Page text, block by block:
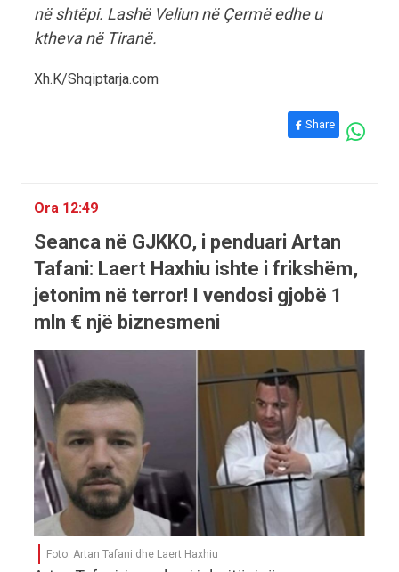
në shtëpi. Lashë Veliun në Çermë edhe u
ktheva në Tiranë.
Xh.K/Shqiptarja.com
Share
Ora 12:49
Seanca në GJKKO, i penduari Artan
Tafani: Laert Haxhiu ishte i frikshëm,
jetonim në terror! I vendosi gjobë 1
mln € një biznesmeni
Foto: Artan Tafani dhe Laert Haxhiu